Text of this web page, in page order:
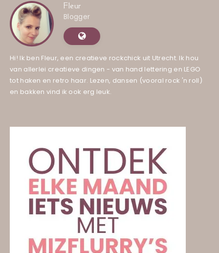
Fleur
Blogger
Hi! Ik ben Fleur, een creatieve rockchick uit Utrecht. Ik hou
van allerlei creatieve dingen - van hand lettering en LEGO
tot haken en retro haar. Lezen, dansen (vooral rock 'n roll)
en bakken vind ik ook erg leuk.